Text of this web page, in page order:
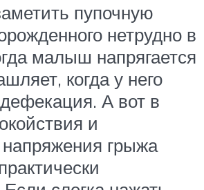
пупочную
нетрудно в
малыш напрягается
когда у него
А вот в
и
грыжа